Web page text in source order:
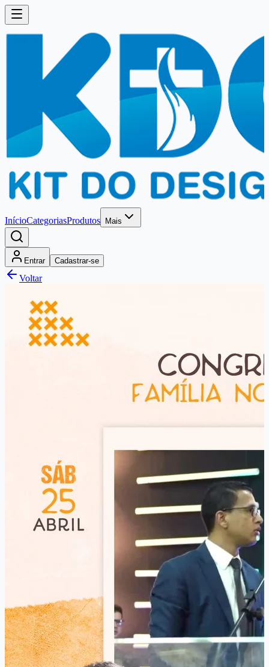
InícioCategoriasProdutos Mais
Entrar Cadastrar-se
Voltar